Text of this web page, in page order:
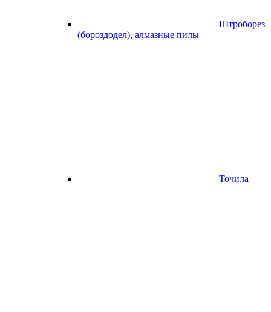
Штроборез
(бороздодел), алмазные пилы
Точила